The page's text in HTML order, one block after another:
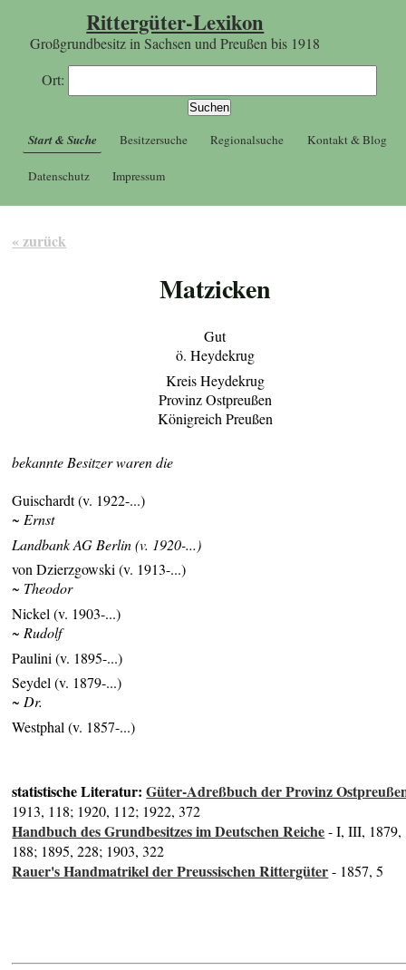
Rittergüter-Lexikon
Großgrundbesitz in Sachsen und Preußen bis 1918
Ort:
Start & Suche Besitzersuche Regionalsuche Kontakt & Blog
Datenschutz Impressum
« zurück
Matzicken
Gut
ö. Heydekrug
Kreis Heydekrug
Provinz Ostpreußen
Königreich Preußen
bekannte Besitzer waren die
Guischardt (v. 1922-...)
~ Ernst
Landbank AG Berlin (v. 1920-...)
von Dzierzgowski (v. 1913-...)
~ Theodor
Nickel (v. 1903-...)
~ Rudolf
Paulini (v. 1895-...)
Seydel (v. 1879-...)
~ Dr.
Westphal (v. 1857-...)
statistische Literatur:Güter-Adreßbuch der Provinz
1913, 118; 1920, 112; 1922, 372
Handbuch des Grundbesitzes im Deutschen Reiche- I, III, 1879,
188; 1895, 228; 1903, 322
Rauer's Handmatrikel der Preussischen Rittergüter- 1857, 5